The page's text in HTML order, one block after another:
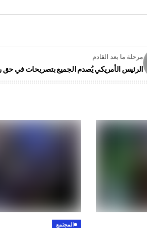
مرحلة ما بعد القادم
الرئيس الأمريكي يُصدم الجميع بتصريحات في حق
المجتمع